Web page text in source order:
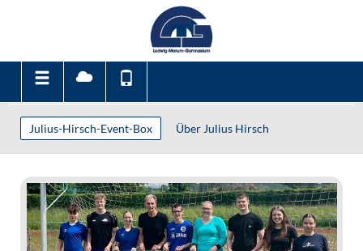
Julius-Hirsch-Event-Box Über Julius Hirsch